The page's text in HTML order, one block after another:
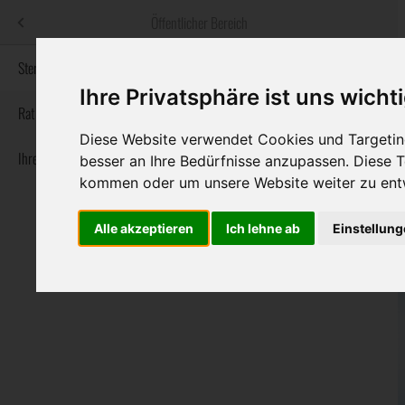
Ihre Privatsphäre ist uns
Diese Website verwendet Cookies und
besser an Ihre Bedürfnisse anzupassen. Diese
kommen oder um unsere Website weiter zu
Alle akzeptieren Ich lehne ab
bestatter.at
Informationswebsite der österreichischen Bestatter
Navigation
überspringen
Sterbeanzeigen Rat & Hilfe im Trauerfall Ihre Bestatter
Sterbeanzeigen
Rat & Hilfe im Trauerfall
Ihre Bestatter